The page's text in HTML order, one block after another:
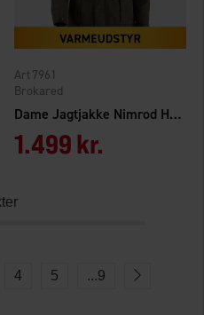
Dame Jagtjakke Nimrod Heat WP
Brokared
7961
1.499 kr.
4 5 ...9